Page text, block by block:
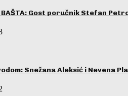
BAŠTA: Gost poručnik Stefan
Snežana Aleksić i Nevena